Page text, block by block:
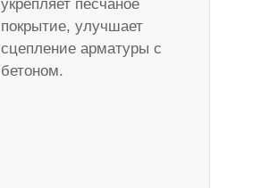
укрепляет песчаное
покрытие, улучшает
сцепление арматуры с
бетоном.